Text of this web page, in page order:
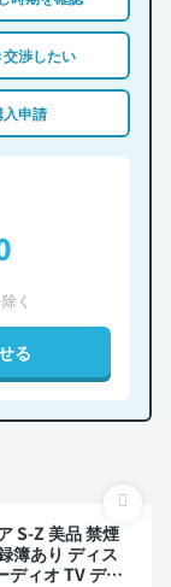
渉したい
入申請
く
る
S-Z 美品 禁煙
簿あり ディス
ディオ TV デジ